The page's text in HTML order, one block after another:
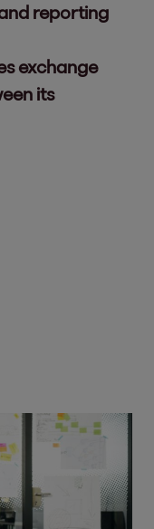
reporting
exchange
its